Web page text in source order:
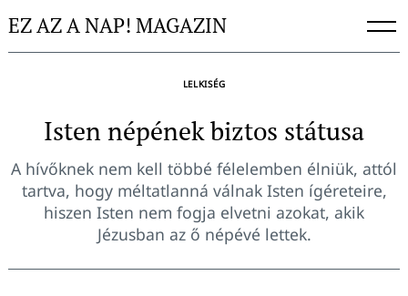
toEZ AZ A NAP! MAGAZIN
LELKISÉG
Isten népének biztos státusa
A hívőknek nem kell többé félelemben élniük, attól
tartva, hogy méltatlanná válnak Isten ígéreteire,
hiszen Isten nem fogja elvetni azokat, akik
Jézusban az ő népévé lettek.